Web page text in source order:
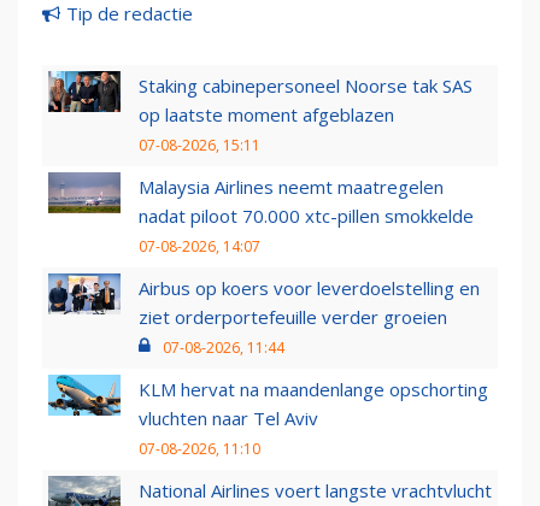
Tip de redactie
Staking cabinepersoneel Noorse tak SAS
op laatste moment afgeblazen
07-08-2026, 15:11
Malaysia Airlines neemt maatregelen
nadat piloot 70.000 xtc-pillen smokkelde
07-08-2026, 14:07
Airbus op koers voor leverdoelstelling en
ziet orderportefeuille verder groeien
07-08-2026, 11:44
KLM hervat na maandenlange opschorting
vluchten naar Tel Aviv
07-08-2026, 11:10
National Airlines voert langste vrachtvlucht